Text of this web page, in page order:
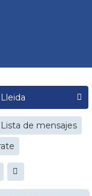
Lista de mensajes